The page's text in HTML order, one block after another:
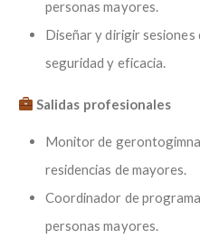
personas mayores.
Diseñar y dirigir sesiones
seguridad y eficacia.
Salidas profesionales
Monitor de
residencias de mayores.
Coordinador de
personas mayores.